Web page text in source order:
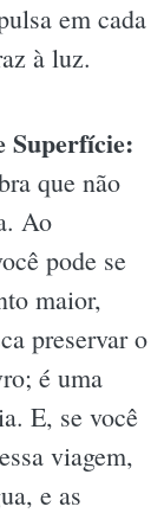
em cada
à luz.
Superfície:
que não
Ao
pode se
maior,
preservar o
é uma
E, se você
viagem,
e as